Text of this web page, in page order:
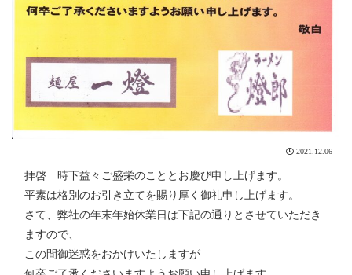
2021.12.06
拝啓 時下益々ご盛栄のこととお慶び申し上げます。
平素は格別のお引き立てを賜り厚く御礼申し上げます。
さて、弊社の年末年始休業日は下記の通りとさせていただき
ますので、
この間御迷惑をおかけいたしますが